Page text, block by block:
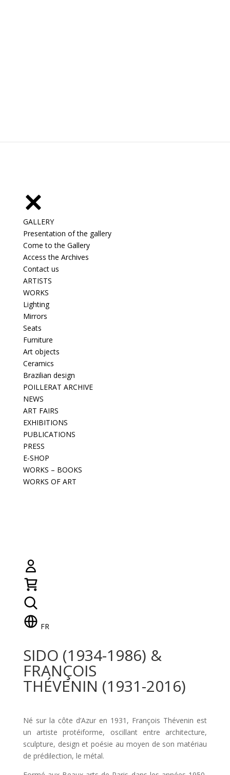
GALLERY
Presentation of the gallery
Come to the Gallery
Access the Archives
Contact us
ARTISTS
WORKS
Lighting
Mirrors
Seats
Furniture
Art objects
Ceramics
Brazilian design
POILLERAT ARCHIVE
NEWS
ART FAIRS
EXHIBITIONS
PUBLICATIONS
PRESS
E-SHOP
WORKS – BOOKS
WORKS OF ART
FR
SIDO (1934-1986) &
FRANÇOIS
THÉVENIN (1931-2016)
Né sur la côte d’Azur en 1931, François Thévenin est
un artiste protéiforme, oscillant entre architecture,
sculpture, design et poésie au moyen de son matériau
de prédilection, le métal.